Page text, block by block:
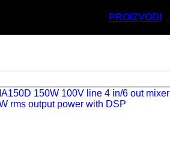
PROIZVODI